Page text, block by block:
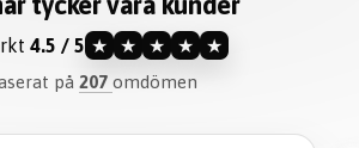
4.5 / 5 ★ ★ ★ ★ ★
på 207 omdömen